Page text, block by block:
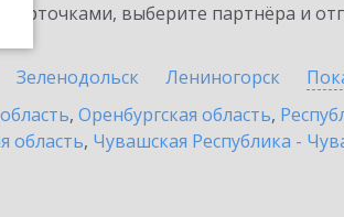
выберите партнёра и
Зеленодольск Лениногорск
, Оренбургская область,
область, Чувашская Республика -